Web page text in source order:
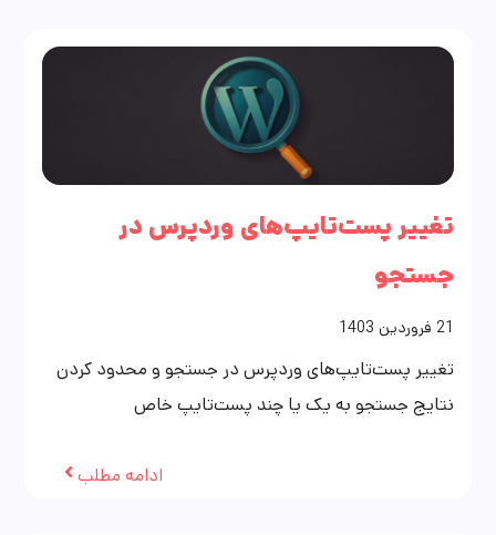
تغییر پست‌تایپ‌های وردپرس در
جستجو
21 فروردین 1403
تغییر پست‌تایپ‌های وردپرس در جستجو و محدود کردن
نتایج جستجو به یک یا چند پست‌تایپ خاص
ادامه مطلب